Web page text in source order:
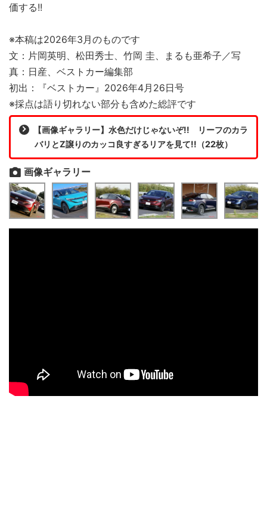
価する!!
※本稿は2026年3月のものです
文：片岡英明、松田秀士、竹岡 圭、まるも亜希子／写
真：日産、ベストカー編集部
初出：『ベストカー』2026年4月26日号
※採点は語り切れない部分も含めた総評です
【画像ギャラリー】水色だけじゃないぞ!! リーフのカラ
バリとZ譲りのカッコ良すぎるリアを見て!!（22枚）
画像ギャラリー